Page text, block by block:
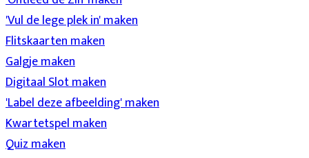
'Vul de lege plek in' maken
Flitskaarten maken
Galgje maken
Digitaal Slot maken
'Label deze afbeelding' maken
Kwartetspel maken
Quiz maken